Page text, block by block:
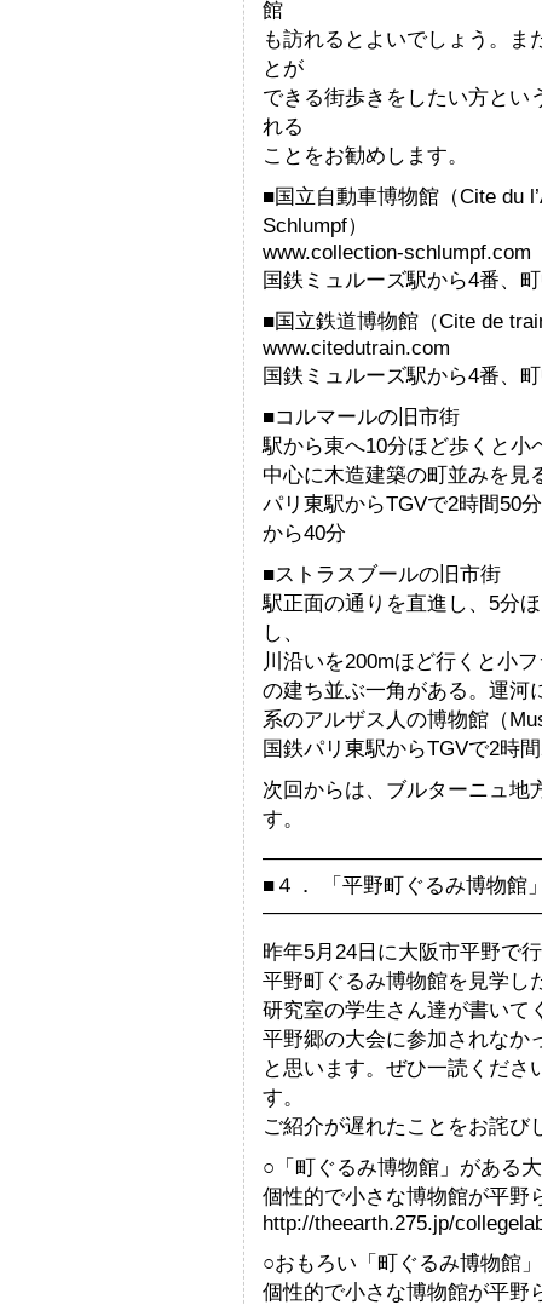
館
も訪れるとよいでしょう。
とが
できる街歩きをしたい方とい
れる
ことをお勧めします。
■国立自動車博物館（Cite du
Schlumpf）
www.collection-schlumpf.com
国鉄ミュルーズ駅から4番、
■国立鉄道博物館（Cite de
www.citedutrain.com
国鉄ミュルーズ駅から4番、
■コルマールの旧市街
駅から東へ10分ほど歩くと小
中心に木造建築の町並みを見
パリ東駅からTGVで2時間50
から40分
■ストラスブールの旧市街
駅正面の通りを直進し、5分
し、
川沿いを200mほど行くと小
の建ち並ぶ一角がある。運河
系のアルザス人の博物館（
国鉄パリ東駅からTGVで2時
次回からは、ブルターニュ地
す。
■４． 「平野町ぐるみ博物館
昨年5月24日に大阪市平野で
平野町ぐるみ博物館を見学し
研究室の学生さん達が書いて
平野郷の大会に参加されなか
と思います。ぜひ一読くだ
す。
ご紹介が遅れたことをお詫び
○「町ぐるみ博物館」がある
個性的で小さな博物館が平野
http://theearth.275.jp/
○おもろい「町ぐるみ博物館
個性的で小さな博物館が平野